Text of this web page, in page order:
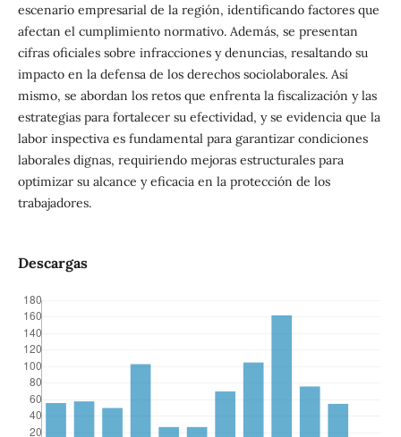
escenario empresarial de la región, identificando factores que
afectan el cumplimiento normativo. Además, se presentan
cifras oficiales sobre infracciones y denuncias, resaltando su
impacto en la defensa de los derechos sociolaborales. Así
mismo, se abordan los retos que enfrenta la fiscalización y las
estrategias para fortalecer su efectividad, y se evidencia que la
labor inspectiva es fundamental para garantizar condiciones
laborales dignas, requiriendo mejoras estructurales para
optimizar su alcance y eficacia en la protección de los
trabajadores.
Descargas